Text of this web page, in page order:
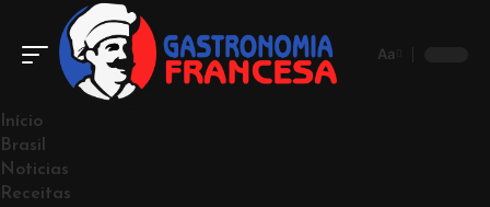
Aa
Início
Brasil
Noticias
Receitas